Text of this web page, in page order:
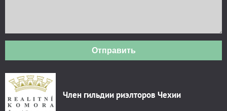
Отправить
Член гильдии риэлторов Чехии